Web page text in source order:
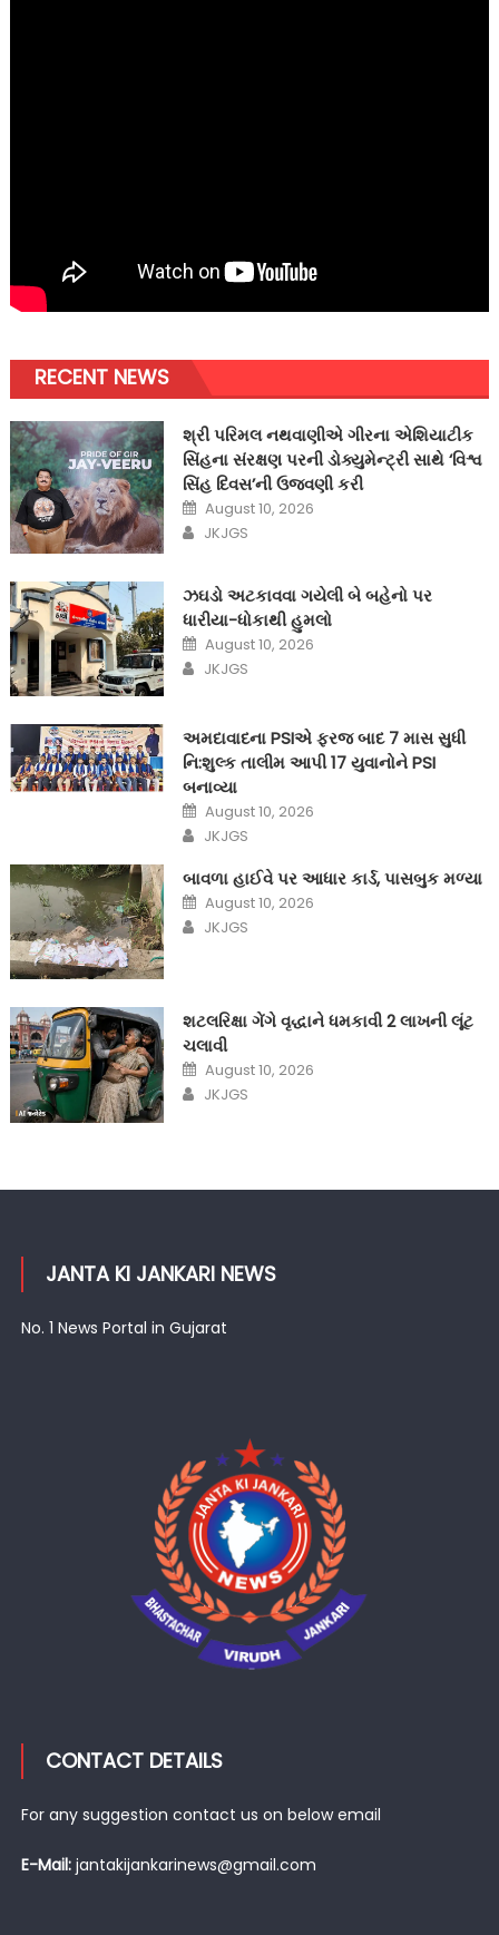
RECENT NEWS
શ્રી પરિમલ નથવાણીએ ગીરના એશિયાટીક
સિંહના સંરક્ષણ પરની ડોક્યુમેન્ટ્રી સાથે ‘વિશ્વ
સિંહ દિવસ’ની ઉજવણી કરી
Posted
on
August 10, 2026
Author
JKJGS
ઝઘડો અટકાવવા ગયેલી બે બહેનો પર
ધારીયા-ધોકાથી હુમલો
Posted
on
August 10, 2026
Author
JKJGS
અમદાવાદના PSIએ ફરજ બાદ 7 માસ સુધી
નિ:શુલ્ક તાલીમ આપી 17 યુવાનોને PSI
બનાવ્યા
Posted
on
August 10, 2026
Author
JKJGS
બાવળા હાઈવે પર આધાર કાર્ડ, પાસબુક મળ્યા
Posted
on
August 10, 2026
Author
JKJGS
શટલરિક્ષા ગેંગે વૃદ્ધાને ધમકાવી 2 લાખની લૂંટ
ચલાવી
Posted
on
August 10, 2026
Author
JKJGS
JANTA KI JANKARI NEWS
No. 1 News Portal in Gujarat
CONTACT DETAILS
For any suggestion contact us on below email
E-Mail: jantakijankarinews@gmail.com